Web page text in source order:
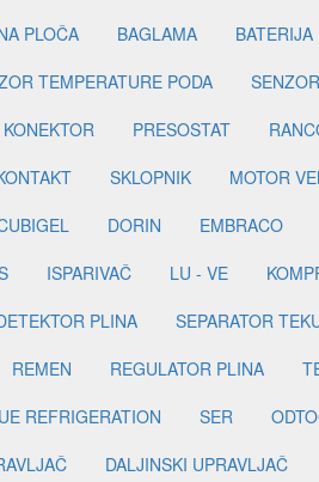
PLOČA BAGLAMA BATERIJA
TEMPERATURE PODA
KONEKTOR PRESOSTAT
SKLOPNIK MOTOR
DORIN EMBRACO
ISPARIVAČ LU - VE
PLINA SEPARATOR
REMEN REGULATOR PLINA
REFRIGERATION SER
DALJINSKI UPRAVLJAČ